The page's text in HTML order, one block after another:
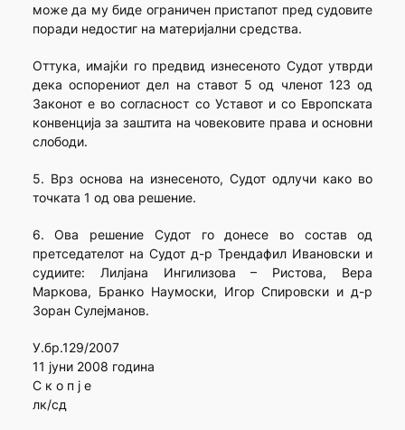
може да му биде ограничен пристапот пред судовите
поради недостиг на материјални средства.
Оттука, имајќи го предвид изнесеното Судот утврди
дека оспорениот дел на ставот 5 од членот 123 од
Законот е во согласност со Уставот и со Европската
конвенција за заштита на човековите права и основни
слободи.
5. Врз основа на изнесеното, Судот одлучи како во
точката 1 од ова решение.
6. Ова решение Судот го донесе во состав од
претседателот на Судот д-р Трендафил Ивановски и
судиите: Лилјана Ингилизова – Ристова, Вера
Маркова, Бранко Наумоски, Игор Спировски и д-р
Зоран Сулејманов.
У.бр.129/2007
11 јуни 2008 година
С к о п ј е
лк/сд